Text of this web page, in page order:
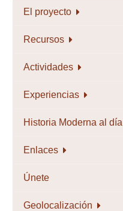
El proyecto
Recursos
Actividades
Experiencias
Historia Moderna al día
Enlaces
Únete
Geolocalización